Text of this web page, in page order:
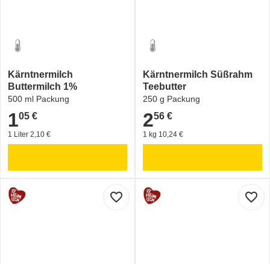
Kärntnermilch
Buttermilch 1%
500 ml Packung
1,05 €
105 €
1 Liter 2,10 €
Kärntnermilch Süßrahm
Teebutter
250 g Packung
2,56 €
256 €
1 kg 10,24 €
favorite_border favorite_border